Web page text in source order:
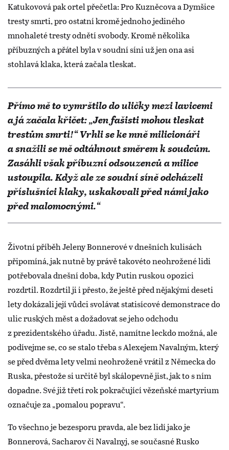
Katukovová pak ortel přečetla: Pro Kuzněcova a Dymšice
tresty smrti, pro ostatní kromě jednoho jediného
mnohaleté tresty odnětí svobody. Kromě několika
příbuzných a přátel byla v soudní síni už jen ona asi
stohlavá klaka, která začala tleskat.
Přímo mě to vymrštilo do uličky mezi lavicemi
a já začala křičet: „Jen fašisti mohou tleskat
trestům smrti!“ Vrhli se ke mně milicionáři
a snažili se mě odtáhnout směrem k soudcům.
Zasáhli však příbuzní odsouzenců a milice
ustoupila. Když ale ze soudní síně odcházeli
příslušníci klaky, uskakovali před námi jako
před malomocnými.“
Životní příběh Jeleny Bonnerové v dnešních kulisách
připomíná, jak nutně by právě takovéto neohrožené lidi
potřebovala dnešní doba, kdy Putin ruskou opozici
rozdrtil. Rozdrtil ji i přesto, že ještě před nějakými deseti
lety dokázali její vůdci svolávat statisícové demonstrace do
ulic ruských měst a dožadovat se jeho odchodu
z prezidentského úřadu. Jistě, namítne leckdo možná, ale
podívejme se, co se stalo třeba s Alexejem Navalným, který
se před dvěma lety velmi neohroženě vrátil z Německa do
Ruska, přestože si určitě byl skálopevně jist, jak to s ním
dopadne. Své již třetí rok pokračující vězeňské martyrium
označuje za „pomalou popravu“.
To všechno je bezesporu pravda, ale bez lidí jako je
Bonnerová, Sacharov či Navalnyj, se současné Rusko